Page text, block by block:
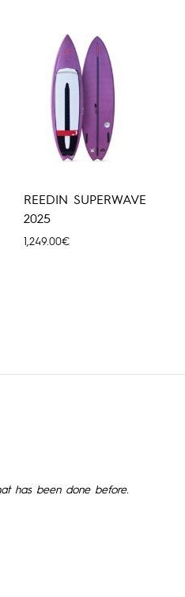
REEDIN SUPERWAVE
2025
1,249.00€
has been done before.